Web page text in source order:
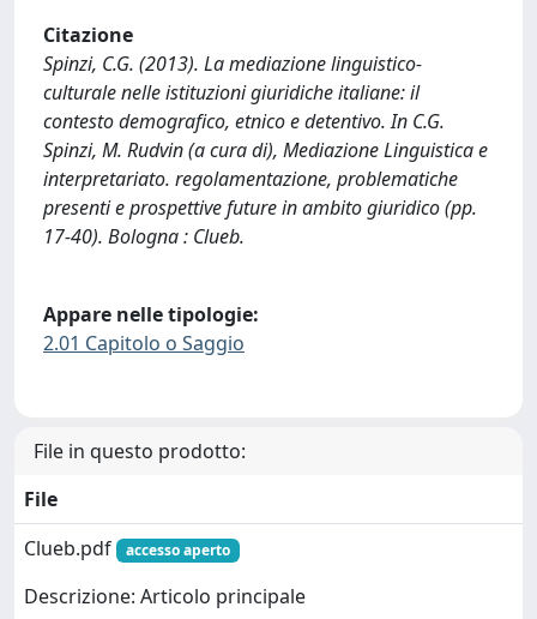
Citazione
Spinzi, C.G. (2013). La mediazione linguistico-
culturale nelle istituzioni giuridiche italiane: il
contesto demografico, etnico e detentivo. In C.G.
Spinzi, M. Rudvin (a cura di), Mediazione Linguistica e
interpretariato. regolamentazione, problematiche
presenti e prospettive future in ambito giuridico (pp.
17-40). Bologna : Clueb.
Appare nelle tipologie:
2.01 Capitolo o Saggio
File in questo prodotto:
File
Clueb.pdf
accesso aperto
Descrizione: Articolo principale